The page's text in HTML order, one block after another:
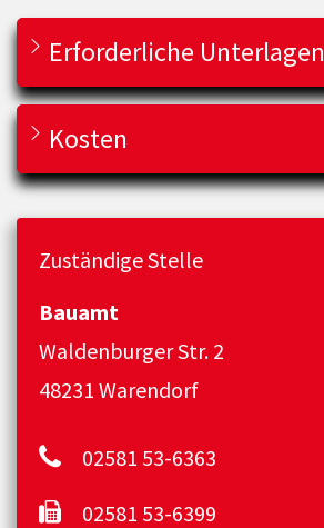
Erforderliche Unterlagen
Kosten
Zuständige Stelle
Bauamt
Waldenburger Str. 2
48231 Warendorf
02581 53-6363
02581 53-6399